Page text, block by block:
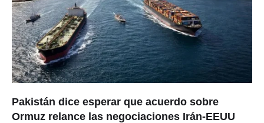
Pakistán dice esperar que acuerdo sobre
Ormuz relance las negociaciones Irán-EEUU